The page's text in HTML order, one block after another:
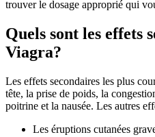
trouver le dosage approprié qui
Quels sont les effets
Viagra?
Les effets secondaires les plus
tête, la prise de poids, la
poitrine et la nausée. Les autres
Les éruptions cutanées